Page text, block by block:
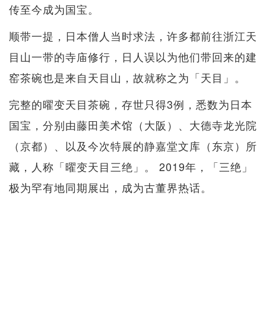
传至今成为国宝。
顺带一提，日本僧人当时求法，许多都前往浙江天
目山一带的寺庙修行，日人误以为他们带回来的建
窑茶碗也是来自天目山，故就称之为「天目」。
完整的曜变天目茶碗，存世只得3例，悉数为日本
国宝，分别由藤田美术馆（大阪）、大德寺龙光院
（京都）、以及今次特展的静嘉堂文库（东京）所
藏，人称「曜变天目三绝」。 2019年，「三绝」
极为罕有地同期展出，成为古董界热话。